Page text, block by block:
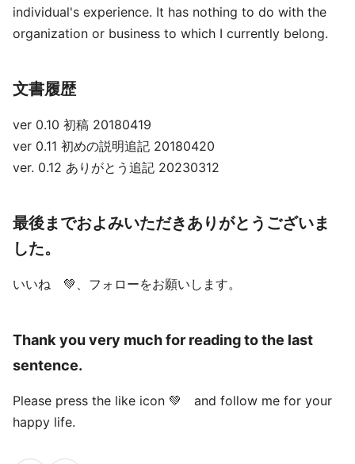
individual's experience. It has nothing to do with the
organization or business to which I currently belong.
文書履歴
ver 0.10 初稿 20180419
ver 0.11 初めの説明追記 20180420
ver. 0.12 ありがとう追記 20230312
最後までおよみいただきありがとうございま
した。
いいね 💚、フォローをお願いします。
Thank you very much for reading to the last
sentence.
Please press the like icon 💚 and follow me for your
happy life.